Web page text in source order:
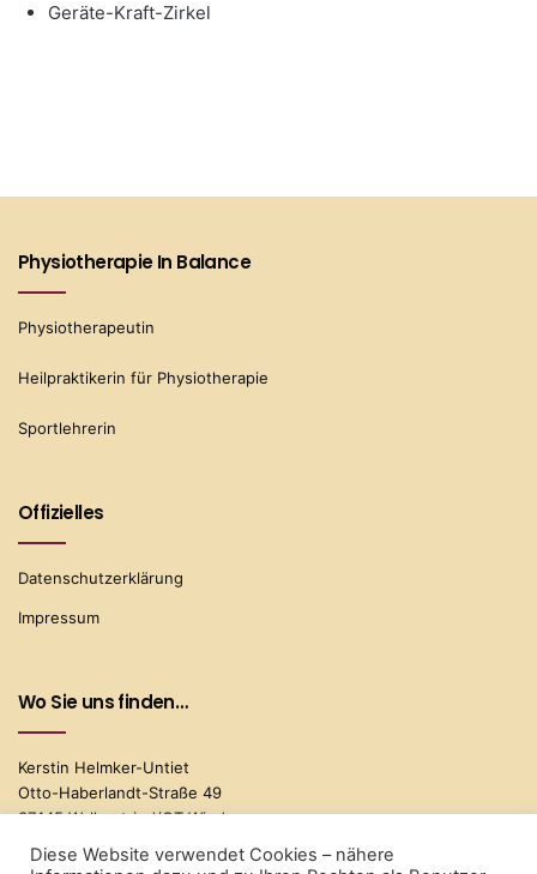
Geräte-Kraft-Zirkel
Physiotherapie In Balance
Physiotherapeutin
Heilpraktikerin für Physiotherapie
Sportlehrerin
Offizielles
Datenschutzerklärung
Impressum
Wo Sie uns finden…
Kerstin Helmker-Untiet
Otto-Haberlandt-Straße 49
37445 Walkentried/OT Wieda
Telefon: 05586/9625091
Diese Website verwendet Cookies – nähere